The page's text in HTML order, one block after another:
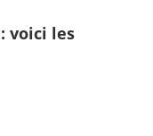
voici les